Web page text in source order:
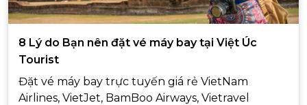
8 Lý do Bạn nên đặt vé máy bay tại Việt Úc
Tourist
Đặt vé máy bay trực tuyến giá rẻ VietNam
Airlines, VietJet, BamBoo Airways, Vietravel